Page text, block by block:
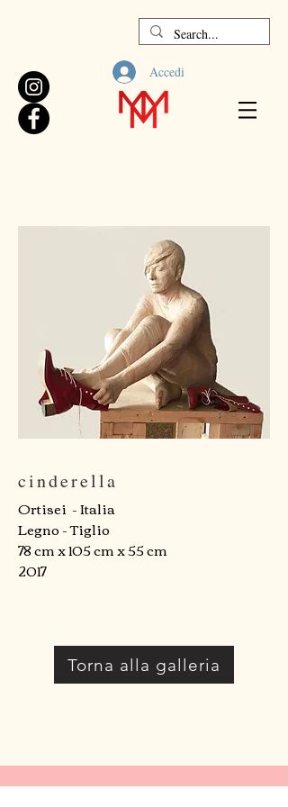
Accedi
cinderella
Ortisei - Italia
Legno - Tiglio
78 cm x 105 cm x 55 cm
2017
Torna alla galleria